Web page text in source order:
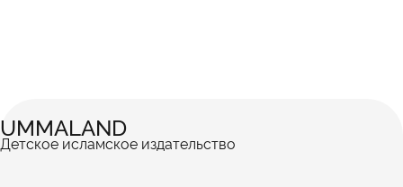
UMMALAND
Детское исламское издательство